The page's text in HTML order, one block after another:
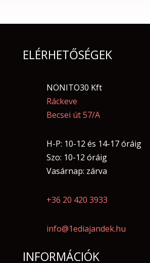
ELÉRHETŐSÉGEK
NONITO30 Kft
Ráckeve
Becsei út 57/A
H-P: 10-12 és 14-17 óráig
Szo: 10-12 óráig
Vasárnap: zárva
+36 20 420 3933
info@1ediajandek.hu
INFORMÁCIÓK